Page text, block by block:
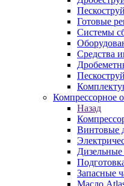
Готовые
Системы
Средства
Компрессорное
Назад
Винтовые
Дизельные
Запасные
Масло